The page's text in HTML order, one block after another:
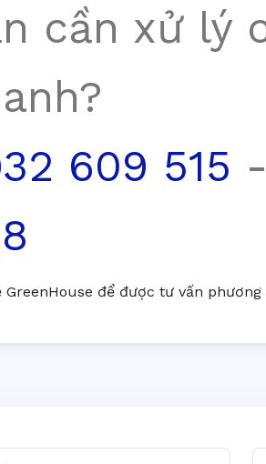
cần xử lý
609 515 -
GreenHouse để được tư vấn